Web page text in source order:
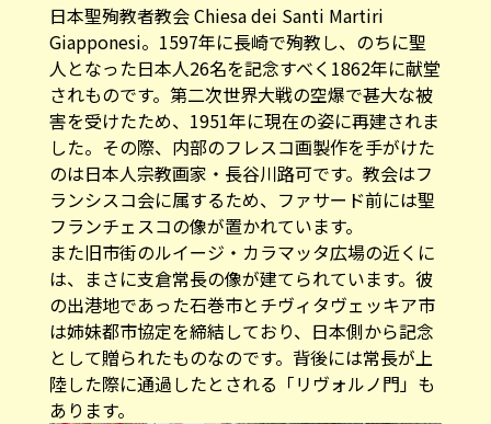
日本聖殉教者教会 Chiesa dei Santi Martiri
Giapponesi。1597年に長崎で殉教し、のちに聖
人となった日本人26名を記念すべく1862年に献堂
されものです。第二次世界大戦の空爆で甚大な被
害を受けたため、1951年に現在の姿に再建されま
した。その際、内部のフレスコ画製作を手がけた
のは日本人宗教画家・長谷川路可です。教会はフ
ランシスコ会に属するため、ファサード前には聖
フランチェスコの像が置かれています。
また旧市街のルイージ・カラマッタ広場の近くに
は、まさに支倉常長の像が建てられています。彼
の出港地であった石巻市とチヴィタヴェッキア市
は姉妹都市協定を締結しており、日本側から記念
として贈られたものなのです。背後には常長が上
陸した際に通過したとされる「リヴォルノ門」も
あります。